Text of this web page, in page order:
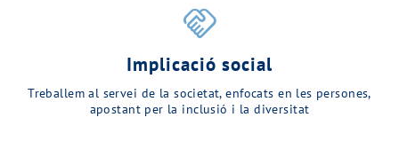
handshake
Implicació social
Treballem al servei de la societat, enfocats en les persones,
apostant per la inclusió i la diversitat